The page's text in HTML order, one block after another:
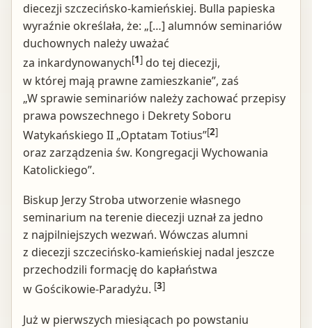
diecezji szczecińsko-kamieńskiej. Bulla papieska
wyraźnie określała, że: „[…] alumnów seminariów
duchownych należy uważać
za inkardynowanych[1] do tej diecezji,
w której mają prawne zamieszkanie”, zaś
„W sprawie seminariów należy zachować przepisy
prawa powszechnego i Dekrety Soboru
Watykańskiego II „Optatam Totius”[2]
oraz zarządzenia św. Kongregacji Wychowania
Katolickiego”.
Biskup Jerzy Stroba utworzenie własnego
seminarium na terenie diecezji uznał za jedno
z najpilniejszych wezwań. Wówczas alumni
z diecezji szczecińsko-kamieńskiej nadal jeszcze
przechodzili formację do kapłaństwa
w Gościkowie-Paradyżu. [3]
Już w pierwszych miesiącach po powstaniu